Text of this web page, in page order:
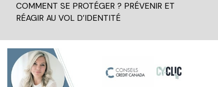
COMMENT SE PROTÉGER ? PRÉVENIR ET
RÉAGIR AU VOL D’IDENTITÉ